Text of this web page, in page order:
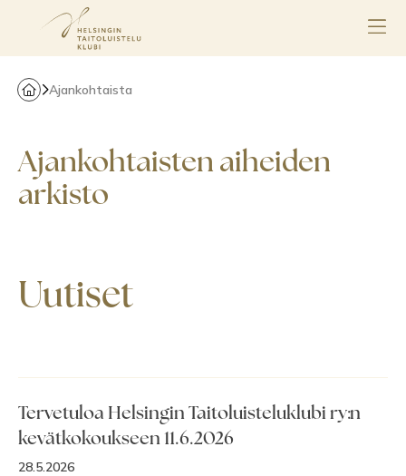
Ajankohtaista
Ajankohtaisten aiheiden
arkisto
Uutiset
Tervetuloa Helsingin Taitoluisteluklubi ry:n
kevätkokoukseen 11.6.2026
28.5.2026